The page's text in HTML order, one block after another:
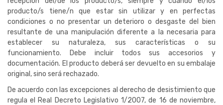
producto/s tiene/n que estar sin utilizar y en perfectas
condiciones o no presentar un deterioro o desgaste del bien
resultante de una manipulación diferente a la necesaria para
establecer su naturaleza, sus características o su
funcionamiento. Debe incluir todos sus accesorios y
documentación. El producto deberá ser devuelto en su embalaje
original, sino será rechazado.
De acuerdo con las excepciones al derecho de desistimiento que
regula el Real Decreto Legislativo 1/2007, de 16 de noviembre,